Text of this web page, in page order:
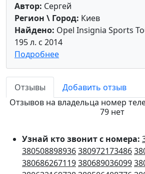
Автор: Сергей
Регион \ Город: Киев
Найдено: Opel Insignia Sports
195 л. с 2014
Подробнее
Отзывы
Добавить отзыв
Отзывов на владельца номер
79 нет
Узнай кто звонит с номера:
380508898936380972173486
380686267119380689036099